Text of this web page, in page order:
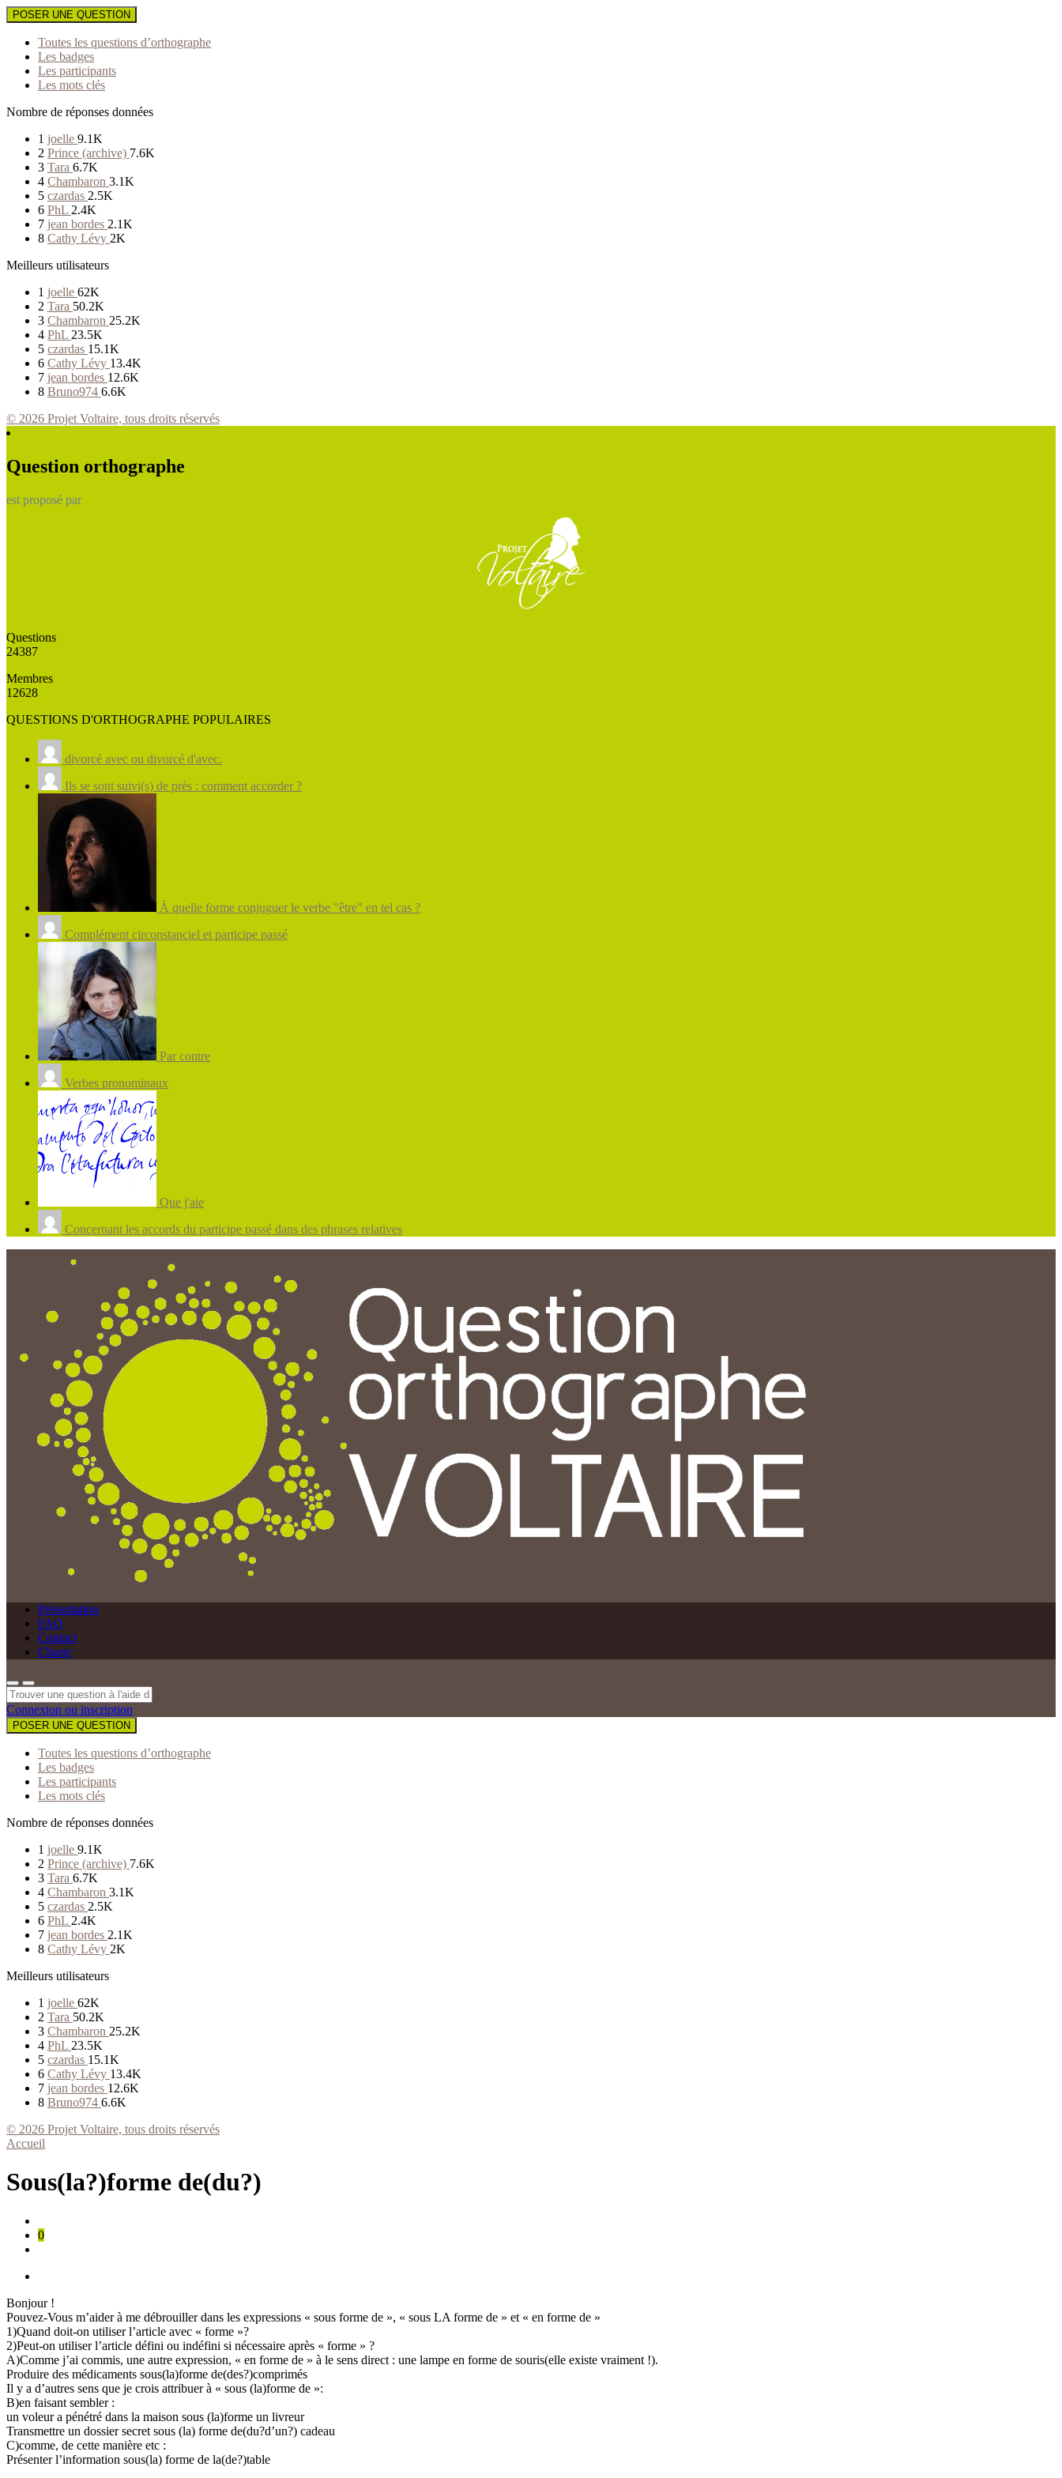
POSER UNE QUESTION
Toutes les questions d’orthographe
Les badges
Les participants
Les mots clés
Nombre de réponses données
1 joelle 9.1K
2 Prince (archive) 7.6K
3 Tara 6.7K
4 Chambaron 3.1K
5 czardas 2.5K
6 PhL 2.4K
7 jean bordes 2.1K
8 Cathy Lévy 2K
Meilleurs utilisateurs
1 joelle 62K
2 Tara 50.2K
3 Chambaron 25.2K
4 PhL 23.5K
5 czardas 15.1K
6 Cathy Lévy 13.4K
7 jean bordes 12.6K
8 Bruno974 6.6K
© 2026 Projet Voltaire, tous droits réservés
Question orthographe
est proposé par
Questions
24387
Membres
12628
QUESTIONS D'ORTHOGRAPHE POPULAIRES
divorcé avec ou divorcé d'avec.
Ils se sont suivi(s) de près : comment accorder ?
À quelle forme conjuguer le verbe "être" en tel cas ?
Complément circonstanciel et participe passé
Par contre
Verbes pronominaux
Que j'aie
Concernant les accords du participe passé dans des phrases relatives
Présentation
FAQ
Contact
Charte
Connexion ou inscription
POSER UNE QUESTION
Toutes les questions d’orthographe
Les badges
Les participants
Les mots clés
Nombre de réponses données
1 joelle 9.1K
2 Prince (archive) 7.6K
3 Tara 6.7K
4 Chambaron 3.1K
5 czardas 2.5K
6 PhL 2.4K
7 jean bordes 2.1K
8 Cathy Lévy 2K
Meilleurs utilisateurs
1 joelle 62K
2 Tara 50.2K
3 Chambaron 25.2K
4 PhL 23.5K
5 czardas 15.1K
6 Cathy Lévy 13.4K
7 jean bordes 12.6K
8 Bruno974 6.6K
© 2026 Projet Voltaire, tous droits réservés
Accueil
Sous(la?)forme de(du?)
0
Bonjour !
Pouvez-Vous m’aider à me débrouiller dans les expressions « sous forme de », « sous LA forme de » et « en forme de »
1)Quand doit-on utiliser l’article avec « forme »?
2)Peut-on utiliser l’article défini ou indéfini si nécessaire après « forme » ?
A)Comme j’ai commis, une autre expression, « en forme de » à le sens direct : une lampe en forme de souris(elle existe vraiment !).
Produire des médicaments sous(la)forme de(des?)comprimés
Il y a d’autres sens que je crois attribuer à « sous (la)forme de »:
B)en faisant sembler :
un voleur a pénétré dans la maison sous (la)forme un livreur
Transmettre un dossier secret sous (la) forme de(du?d’un?) cadeau
C)comme, de cette manière etc :
Présenter l’information sous(la) forme de la(de?)table